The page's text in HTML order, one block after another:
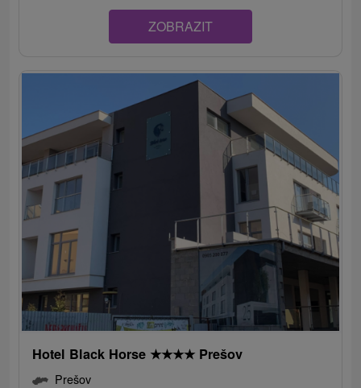
ZOBRAZIT
Hotel Black Horse ★★★★ Prešov
Prešov